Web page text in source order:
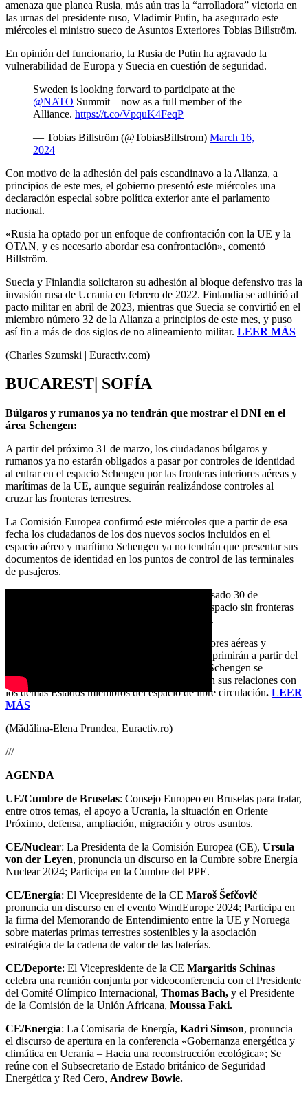
amenaza que planea Rusia, más aún tras la “arrolladora” victoria en
las urnas del presidente ruso, Vladimir Putin, ha asegurado este
miércoles el ministro sueco de Asuntos Exteriores Tobias Billström.
En opinión del funcionario, la Rusia de Putin ha agravado la
vulnerabilidad de Europa y Suecia en cuestión de seguridad.
Sweden is looking forward to participate at the
@NATO Summit – now as a full member of the
Alliance. https://t.co/VpquK4FeqP
— Tobias Billström (@TobiasBillstrom) March 16,
2024
Con motivo de la adhesión del país escandinavo a la Alianza, a
principios de este mes, el gobierno presentó este miércoles una
declaración especial sobre política exterior ante el parlamento
nacional.
«Rusia ha optado por un enfoque de confrontación con la UE y la
OTAN, y es necesario abordar esa confrontación», comentó
Billström.
Suecia y Finlandia solicitaron su adhesión al bloque defensivo tras la
invasión rusa de Ucrania en febrero de 2022. Finlandia se adhirió al
pacto militar en abril de 2023, mientras que Suecia se convirtió en el
miembro número 32 de la Alianza a principios de este mes, y puso
así fin a más de dos siglos de no alineamiento militar. LEER MÁS
(Charles Szumski | Euractiv.com)
BUCAREST| SOFÍA
Búlgaros y rumanos ya no tendrán que mostrar el DNI en el
área Schengen:
A partir del próximo 31 de marzo, los ciudadanos búlgaros y
rumanos ya no estarán obligados a pasar por controles de identidad
al entrar en el espacio Schengen por las fronteras interiores aéreas y
marítimas de la UE, aunque seguirán realizándose controles al
cruzar las fronteras terrestres.
La Comisión Europea confirmó este miércoles que a partir de esa
fecha los ciudadanos de los dos nuevos socios incluidos en el
espacio aéreo y marítimo Schengen ya no tendrán que presentar sus
documentos de identidad en los puntos de control de las terminales
de pasajeros.
El Consejo de la UE votó por unanimidad el pasado 30 de
diciembre aceptar a Rumanía y Bulgaria en el espacio sin fronteras
interiores de Schengen por vía aérea y maritima.
Los controles de personas en las fronteras interiores aéreas y
marítimas con y entre Bulgaria y Rumanía se suprimirán a partir del
31 de marzo, y las disposiciones del acervo de Schengen se
aplicarán a ambos países balcánicos entre sí y en sus relaciones con
los demás Estados miembros del espacio de libre circulación. LEER
MÁS
(Mădălina-Elena Prundea, Euractiv.ro)
///
AGENDA
UE/Cumbre de Bruselas: Consejo Europeo en Bruselas para tratar,
entre otros temas, el apoyo a Ucrania, la situación en Oriente
Próximo, defensa, ampliación, migración y otros asuntos.
CE/Nuclear: La Presidenta de la Comisión Europea (CE), Ursula
von der Leyen, pronuncia un discurso en la Cumbre sobre Energía
Nuclear 2024; Participa en la Cumbre del PPE.
CE/Energía: El Vicepresidente de la CE Maroš Šefčovič
pronuncia un discurso en el evento WindEurope 2024; Participa en
la firma del Memorando de Entendimiento entre la UE y Noruega
sobre materias primas terrestres sostenibles y la asociación
estratégica de la cadena de valor de las baterías.
CE/Deporte: El Vicepresidente de la CE Margaritis Schinas
celebra una reunión conjunta por videoconferencia con el Presidente
del Comité Olímpico Internacional, Thomas Bach, y el Presidente
de la Comisión de la Unión Africana, Moussa Faki.
CE/Energía: La Comisaria de Energía, Kadri Simson, pronuncia
el discurso de apertura en la conferencia «Gobernanza energética y
climática en Ucrania – Hacia una reconstrucción ecológica»; Se
reúne con el Subsecretario de Estado británico de Seguridad
Energética y Red Cero, Andrew Bowie.